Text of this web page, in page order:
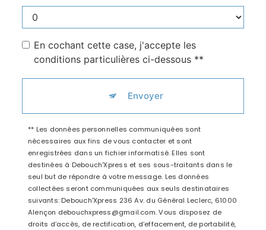
En cochant cette case, j'accepte les
conditions particulières ci-dessous **
Envoyer
** Les données personnelles communiquées sont
nécessaires aux fins de vous contacter et sont
enregistrées dans un fichier informatisé. Elles sont
destinées à Debouch'Xpress et ses sous-traitants dans le
seul but de répondre à votre message. Les données
collectées seront communiquées aux seuls destinataires
suivants: Debouch'Xpress 236 Av. du Général Leclerc, 61000
Alençon debouchxpress@gmail.com. Vous disposez de
droits d’accès, de rectification, d’effacement, de portabilité,